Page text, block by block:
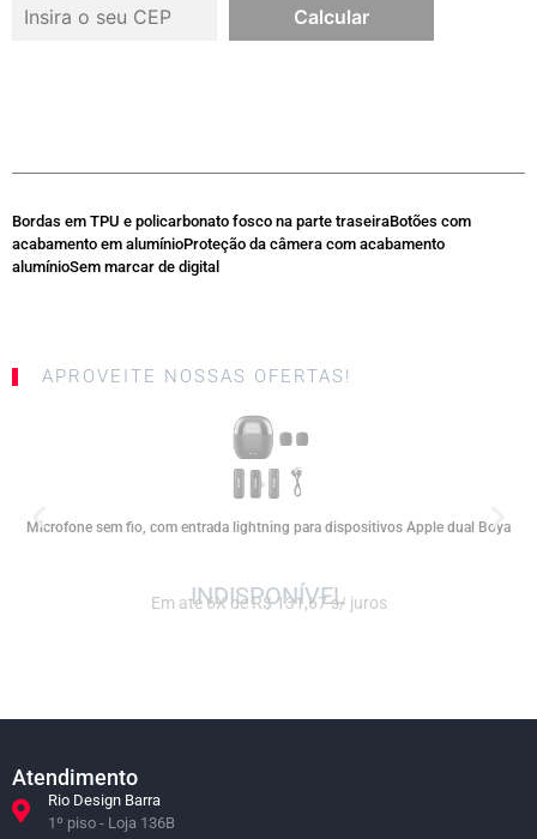
Bordas em TPU e policarbonato fosco na parte traseiraBotões com
acabamento em alumínioProteção da câmera com acabamento
alumínioSem marcar de digital
APROVEITE NOSSAS OFERTAS!
Microfone sem fio, com entrada lightning para dispositivos Apple dual Boya
Em até 6X de R$ 131,67 s/ juros
Atendimento
Rio Design Barra
1º piso - Loja 136B